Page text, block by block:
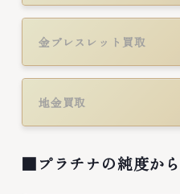
金ブレスレット買取
地金買取
■プラチナの純度か